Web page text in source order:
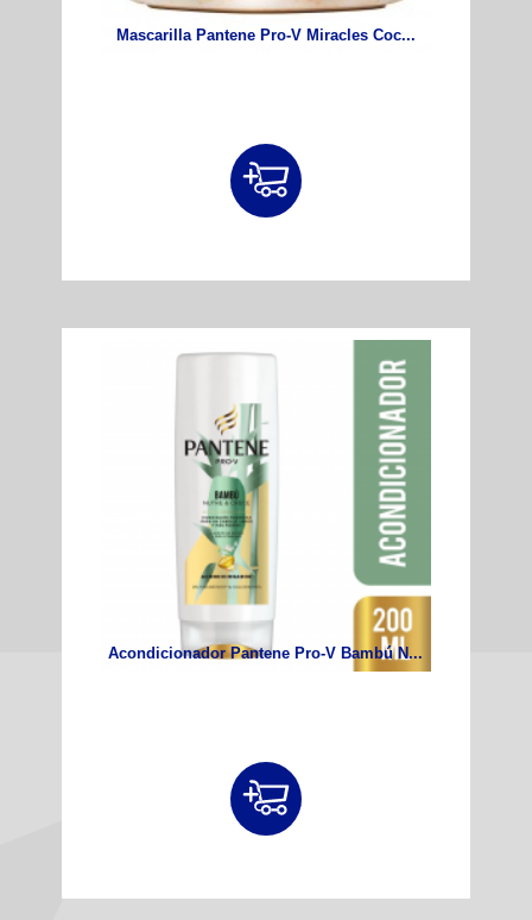
Mascarilla Pantene Pro-V Miracles Coc...
Acondicionador Pantene Pro-V Bambú N...